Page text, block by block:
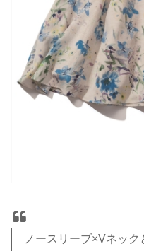
ノースリーブ×Vネッ